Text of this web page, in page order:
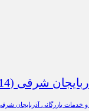
شرقی (14)
و خدمات بازرگانی آذربایجان